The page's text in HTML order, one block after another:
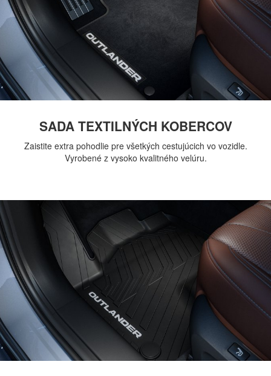
SADA TEXTILNÝCH KOBERCOV
Zaistite extra pohodlie pre všetkých cestujúcich vo vozidle.
Vyrobené z vysoko kvalitného velúru.